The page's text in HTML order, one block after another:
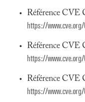
Référence
https://
Référence
https://
Référence
https://